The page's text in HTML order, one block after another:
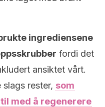
ingrediensene
fordi det
ansiktet vårt.
slags rester, som
med å regenerere